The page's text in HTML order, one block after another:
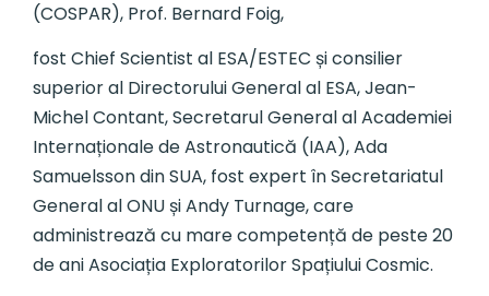
(COSPAR), Prof. Bernard Foig,
fost Chief Scientist al ESA/ESTEC și consilier
superior al Directorului General al ESA, Jean-
Michel Contant, Secretarul General al Academiei
Internaționale de Astronautică (IAA), Ada
Samuelsson din SUA, fost expert în Secretariatul
General al ONU și Andy Turnage, care
administrează cu mare competență de peste 20
de ani Asociația Exploratorilor Spațiului Cosmic.